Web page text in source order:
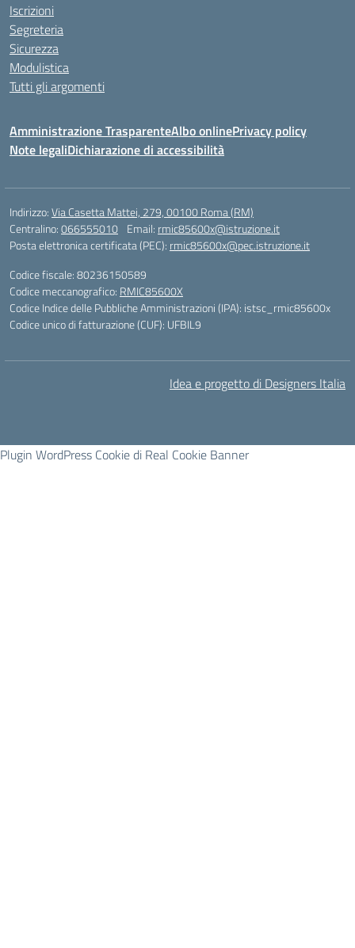
Iscrizioni
Segreteria
Sicurezza
Modulistica
Tutti gli argomenti
Amministrazione TrasparenteAlbo onlinePrivacy policy
Note legaliDichiarazione di accessibilità
Indirizzo:Via Casetta Mattei, 279, 00100 Roma (RM)
Centralino:066555010 Email: rmic85600x@istruzione.it
Posta elettronica certificata (PEC): rmic85600x@pec.istruzione.it
Codice fiscale: 80236150589
Codice meccanografico: RMIC85600X
Codice Indice delle Pubbliche Amministrazioni (IPA): istsc_rmic85600x
Codice unico di fatturazione (CUF): UFBIL9
Idea e progetto di Designers Italia
Plugin WordPress Cookie di Real Cookie Banner